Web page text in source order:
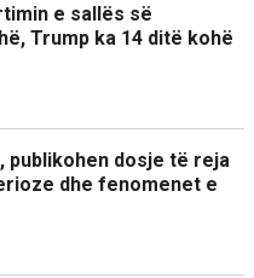
e sallës së
Trump ka 14 ditë kohë
publikohen dosje të reja
dhe fenomenet e